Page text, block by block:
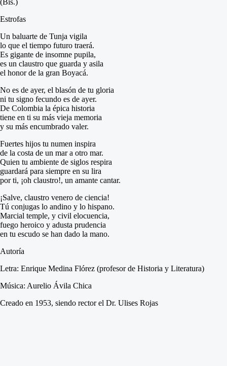
Estrofas
Un baluarte de Tunja vigila
lo que el tiempo futuro traerá.
Es gigante de insomne pupila,
es un claustro que guarda y asila
el honor de la gran Boyacá.
No es de ayer, el blasón de tu gloria
ni tu signo fecundo es de ayer.
De Colombia la épica historia
tiene en ti su más vieja memoria
y su más encumbrado valer.
Fuertes hijos tu numen inspira
de la costa de un mar a otro mar.
Quien tu ambiente de siglos respira
guardará para siempre en su lira
por ti, ¡oh claustro!, un amante cantar.
¡Salve, claustro venero de ciencia!
Tú conjugas lo andino y lo hispano.
Marcial temple, y civil elocuencia,
fuego heroico y adusta prudencia
en tu escudo se han dado la mano.
Autoría
Letra: Enrique Medina Flórez (profesor de Historia y Literatura)
Música: Aurelio Ávila Chica
Creado en 1953, siendo rector el Dr. Ulises Rojas